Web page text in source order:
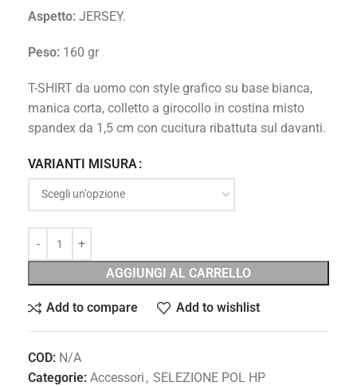
Aspetto: JERSEY.
Peso: 160 gr
T-SHIRT da uomo con style grafico su base bianca,
manica corta, colletto a girocollo in costina misto
spandex da 1,5 cm con cucitura ribattuta sul davanti.
VARIANTI MISURA
AGGIUNGI AL CARRELLO
Add to compare Add to wishlist
COD: N/A
Categorie: Accessori , SELEZIONE POL HP